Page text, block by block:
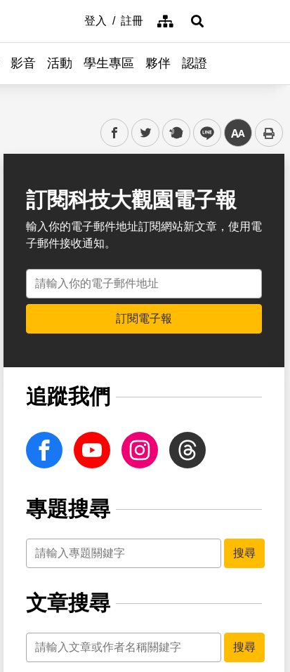
登入 註冊 網站導覽展開搜尋
影音 活動 學生專區 夥伴 認證
facebooktwitter plurk line 中
訂閱科技大觀園電子報
輸入你的電子郵件地址訂閱網站新文章，使用電
子郵件接收通知。
電子郵件地址
訂閱電子報
追蹤我們
facebook Youtube InstagramThreads
專題搜尋
關鍵字
搜尋
文章搜尋
關鍵字
搜尋